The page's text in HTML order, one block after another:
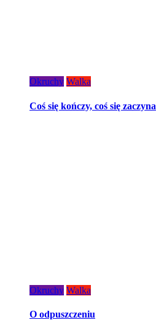
Okruchy Walka
Coś się kończy, coś się zaczyna
Okruchy Walka
O odpuszczeniu